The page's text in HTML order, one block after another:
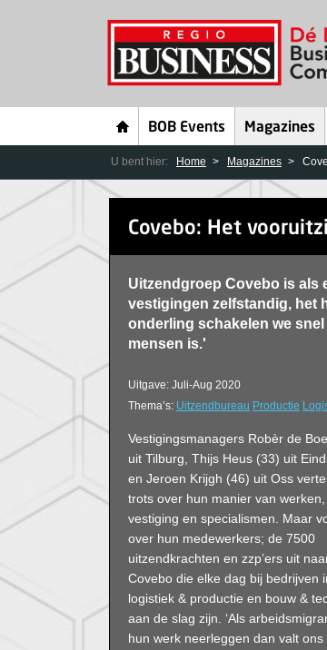
BOB Events Magazines
U bent hier: Home Magazines
Covebo: Het
Uitzendgroep Covebo is als
vestigingen zelfstandig, het
onderling schakelen we
mensen is.'
Uitgave: Juli-Aug 2020
Thema’s: Uitzendbureau Productie
Vestigingsmanagers Robèr de
uit Tilburg, Thijs Heus (33) uit
en Jeroen Krijgh (46) uit Oss
trots over hun manier van
vestiging en specialismen. Maar
over hun medewerkers; de 7500
uitzendkrachten en zzp’ers uit
Covebo die elke dag bij bedrijven
logistiek & productie en bouw &
aan de slag zijn. ‘Als
hun werk neerleggen dan valt ons